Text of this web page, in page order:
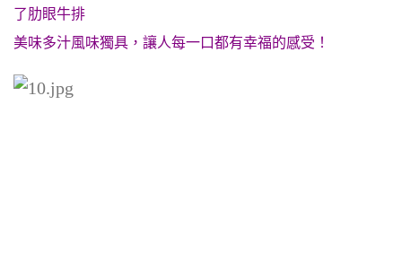
了肋眼牛排
美味多汁風味獨具，讓人每一口都有幸福的感受！